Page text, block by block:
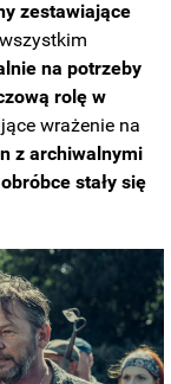
zestawiające
na potrzeby
rolę w
wrażenie na
z archiwalnymi
stały się